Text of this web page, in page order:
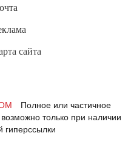
сайта
Полное или частичное
только при наличии
гиперссылки